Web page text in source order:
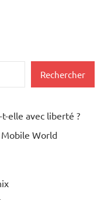
Rechercher
elle avec liberté ?
World